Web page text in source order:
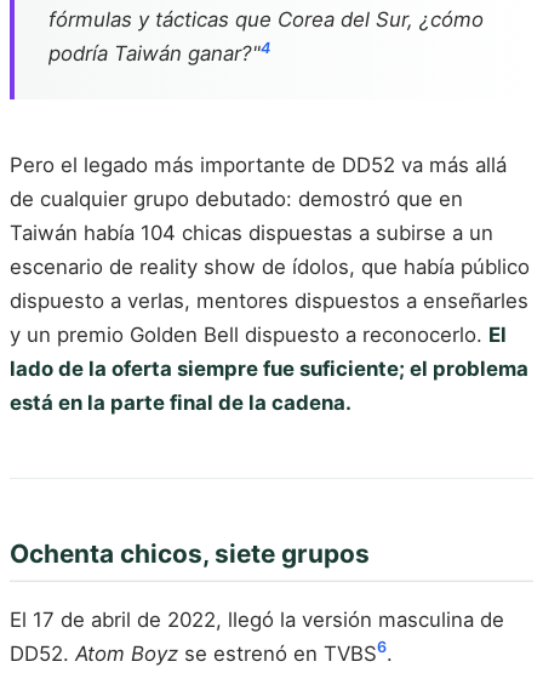
fórmulas y tácticas que Corea del Sur, ¿cómo
podría Taiwán ganar?"4
Pero el legado más importante de DD52 va más allá
de cualquier grupo debutado: demostró que en
Taiwán había 104 chicas dispuestas a subirse a un
escenario de reality show de ídolos, que había público
dispuesto a verlas, mentores dispuestos a enseñarles
y un premio Golden Bell dispuesto a reconocerlo. El
lado de la oferta siempre fue suficiente; el problema
está en la parte final de la cadena.
Ochenta chicos, siete grupos
El 17 de abril de 2022, llegó la versión masculina de
DD52. Atom Boyz se estrenó en TVBS6.